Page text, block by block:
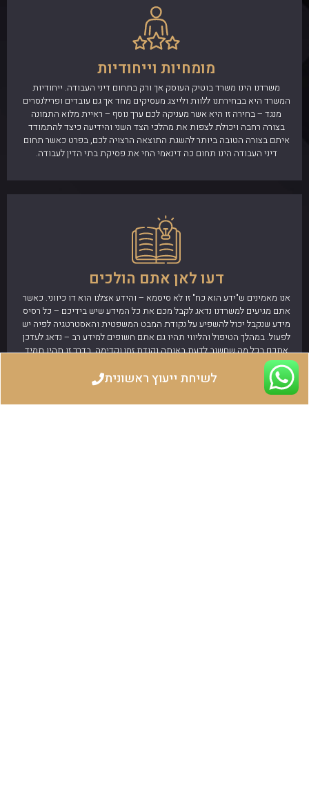
מומחיות וייחודיות
משרדנו הינו משרד בוטיק העוסק אך ורק בתחום דיני העבודה. ייחודיות
המשרד היא בבחירתנו ללוות ולייצג מעסיקים מחד אך גם עובדים ופרילנסרים
מנגד – בחירה זו היא אשר מעניקה לכם ערך נוסף – ראיית מלוא התמונה
בצורה רחבה ויכולת לצפות את מהלכי הצד השני והידיעה כיצד להתמודד
איתם בצורה הטובה ביותר להשגת התוצאה הרצויה לכם, בפרט כאשר תחום
דיני העבודה הינו תחום כה דינאמי החי את פסיקת בתי הדין לעבודה.
דעו לאן אתם הולכים
אנו מאמינים ש"ידע הוא כח" זו לא סיסמא – והידע אצלנו הוא דו כיווני. כאשר
אתם מגיעים למשרדנו נדאג לקבל מכם את כל המידע שיש בידיכם – כל רסיס
מידע שנקבל יכול להשפיע על נקודת המבט המשפטית והאסטרטגיה לפיה יש
לפעול. במהלך הטיפול והליווי תהיו גם אתם חשופים למידע רב – נדאג לעדכן
אתכם בכל מה שחשוב לדעת באותה נקודת זמן וקדימה, בדרך זו תהיו תמיד
לשיחת ייעוץ ראשונית